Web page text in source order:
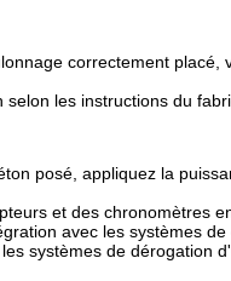
correctement
selon les instructions du
posé, appliquez la
et des chronomètres
avec les systèmes de
systèmes de dérogation